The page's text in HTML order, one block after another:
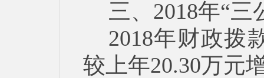
三、2018年“
2018年财政拨
较上年20.30万元